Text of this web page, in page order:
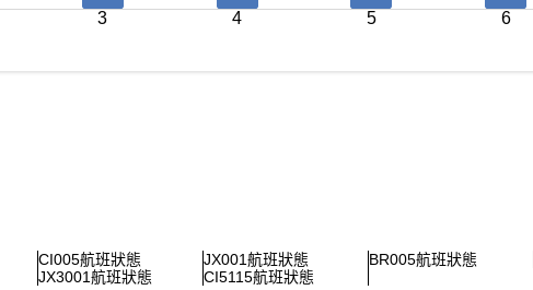
3 4 5 6
CI005航班狀態 JX001航班狀態 BR005航班狀態
JX3001航班狀態 CI5115航班狀態